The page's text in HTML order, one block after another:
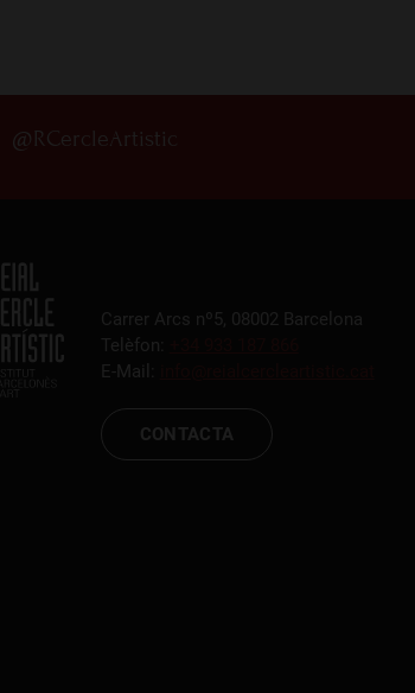
@RCercleArtistic
Carrer Arcs nº5, 08002 Barcelona
Telèfon:
E-Mail:
CONTACTA